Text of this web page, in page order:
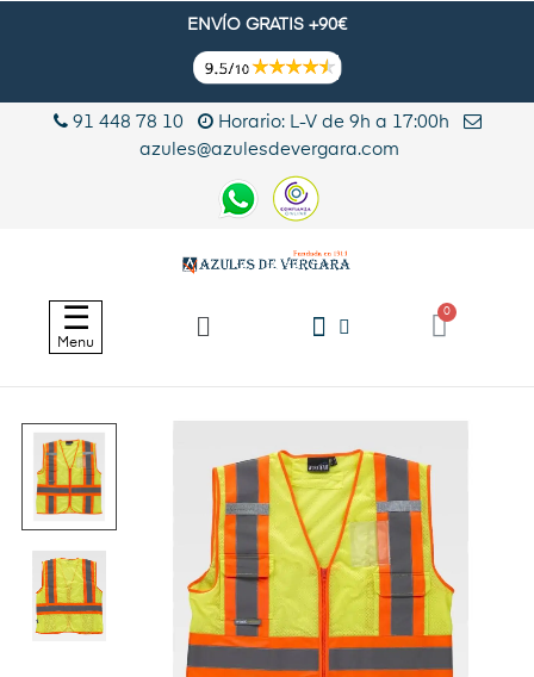
ENVÍO GRATIS +90€
91 448 78 10
Horario: L-V de 9h a 17:00h
azules@azulesdevergara.com
Navegación
de
palanca
☰
Menu